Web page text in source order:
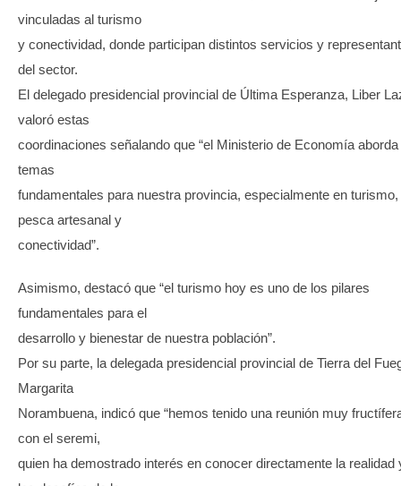
vinculadas al turismo
y conectividad, donde participan distintos servicios y
del sector.
El delegado presidencial provincial de Última Esperanza, Liber
valoró estas
coordinaciones señalando que “el Ministerio de Economía aborda
temas
fundamentales para nuestra provincia, especialmente en turismo,
pesca artesanal y
conectividad”.
Asimismo, destacó que “el turismo hoy es uno de los pilares
fundamentales para el
desarrollo y bienestar de nuestra población”.
Por su parte, la delegada presidencial provincial de Tierra del
Margarita
Norambuena, indicó que “hemos tenido una reunión muy
con el seremi,
quien ha demostrado interés en conocer directamente la realidad